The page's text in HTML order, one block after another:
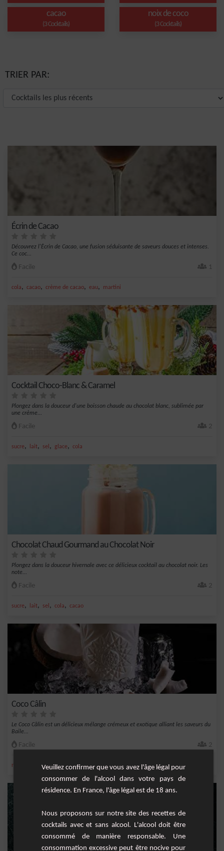
cacao
(3 Cocktails)
noix de coco
(3 Cocktails)
TRIER PAR:
Écrin de Cacao
Découvrez l'Écrin de Cacao, une fusion séduisante de saveurs douces et intenses.
Ce coc...
Facile 1
cola, cacao, crème de cacao, eau, martini
Cocktail Choco-Blanc & Caramel
Plongez dans la douceur d'une boisson chaude au chocolat blanc, sublimée par
une crème...
Facile 2
sucre, lait, sel , glace, cola
Chocolat Chaud Gourmand au Chocolat Noir
Plongez dans la douceur hivernale avec ce délicieux cocktail au chocolat noir. Les
note...
Facile 2
sucre, lait, sel , cola, cacao
Coco Câlin
Le Coco Câlin est un délicieux mélange crémeux et exotique alliant les saveurs du
Baile...
Facile 2
noix de coco ,café,liqueur de café,sirop de coco, noix
Veuillez confirmer que vous avez l'âge légal pour
consommer de l'alcool dans votre pays de
résidence. En France, l'âge légal est de 18 ans.
Nous proposons sur notre site des recettes de
cocktails avec et sans alcool. L'alcool doit être
consommé de manière responsable. Une
consommation excessive peut être nocive pour